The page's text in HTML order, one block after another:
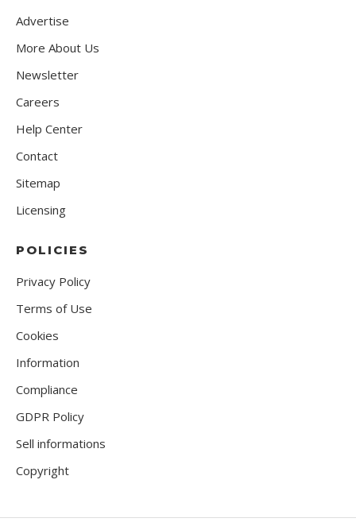
Advertise
More About Us
Newsletter
Careers
Help Center
Contact
Sitemap
Licensing
POLICIES
Privacy Policy
Terms of Use
Cookies
Information
Compliance
GDPR Policy
Sell informations
Copyright